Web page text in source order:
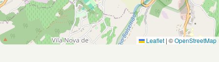
Leaflet | ©OpenStreetMap